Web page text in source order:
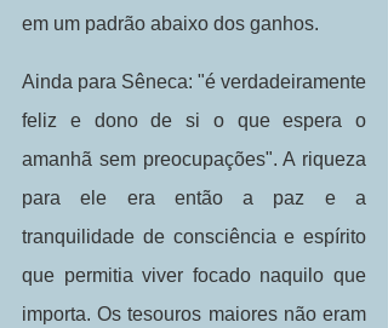
em um padrão abaixo dos ganhos.
Ainda para Sêneca: "é verdadeiramente
feliz e dono de si o que espera o
amanhã sem preocupações". A riqueza
para ele era então a paz e a
tranquilidade de consciência e espírito
que permitia viver focado naquilo que
importa. Os tesouros maiores não eram